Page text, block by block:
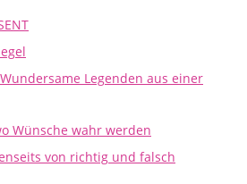
Legenden aus einer
Wünsche wahr werden
von richtig und falsch